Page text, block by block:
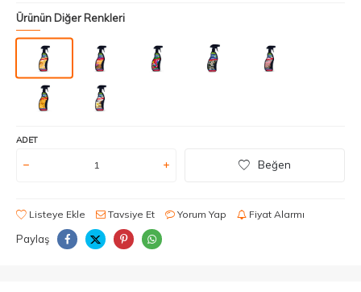
Ürünün Diğer Renkleri
ADET
Beğen
Listeye Ekle Tavsiye Et Yorum Yap Fiyat Alarmı
Paylaş